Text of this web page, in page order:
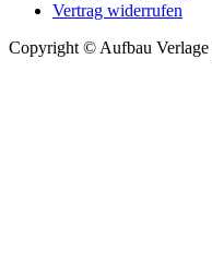
Vertrag widerrufen
Copyright © Aufbau Verlage